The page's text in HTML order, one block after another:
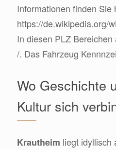
Informationen finden Sie
https://de.wikipedia.org/
In diesen PLZ
/. Das Fahrzeug
Wo Geschichte
Kultur sich
Krautheim liegt idyllisch